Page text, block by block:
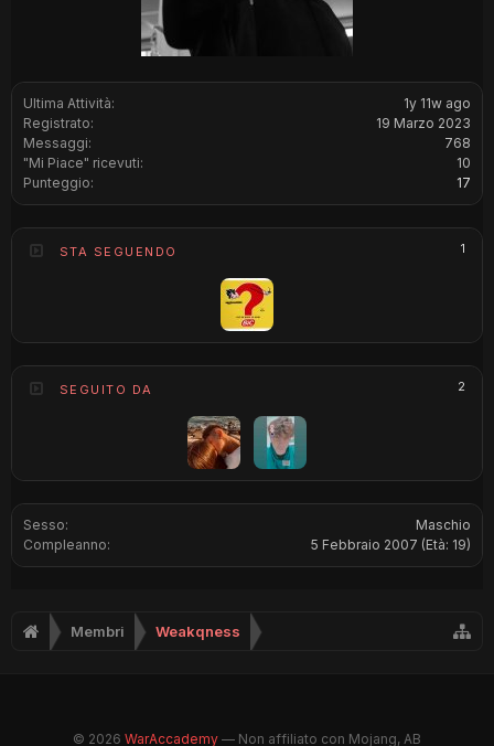
Ultima Attività:
1y 11w ago
Registrato:
19 Marzo 2023
Messaggi:
768
"Mi Piace" ricevuti:
10
Punteggio:
17
STA SEGUENDO 1
SEGUITO DA 2
Sesso:
Maschio
Compleanno:
5 Febbraio 2007 (Età: 19)
Membri Weakqness
© 2026 WarAccademy — Non affiliato con Mojang, AB